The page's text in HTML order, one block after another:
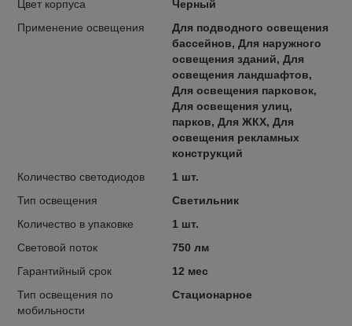
Цвет корпуса
Черный
Применение освещения
Для подводного освещения
бассейнов, Для наружного
освещения зданий, Для
освещения ландшафтов,
Для освещения парковок,
Для освещения улиц,
парков, Для ЖКХ, Для
освещения рекламных
конструкций
Количество светодиодов
1 шт.
Тип освещения
Светильник
Количество в упаковке
1 шт.
Световой поток
750 лм
Гарантийный срок
12 мес
Тип освещения по
мобильности
Стационарное